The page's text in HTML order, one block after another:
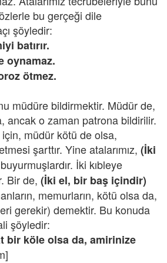
bu gerçeği dile
şöyledir:
batırır.
oynamaz.
ötmez.
müdüre bildirmektir. Müdür de,
ancak o zaman patrona bildirilir.
müdür kötü de olsa,
şarttır. Yine atalarımız, (İki
buyurmuşlardır. İki kıbleye
Bir de, (İki el, bir baş içindir)
memurların, kötü olsa da,
gerekir) demektir. Bu konuda
şöyledir:
bir köle olsa da, amirinize